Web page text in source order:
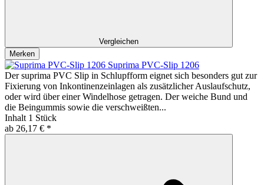
Vergleichen
Merken
Suprima PVC-Slip 1206
Der suprima PVC Slip in Schlupfform eignet sich besonders gut zur
Fixierung von Inkontinenzeinlagen als zusätzlicher Auslaufschutz,
oder wird über einer Windelhose getragen. Der weiche Bund und
die Beingummis sowie die verschweißten...
Inhalt 1 Stück
ab 26,17 € *